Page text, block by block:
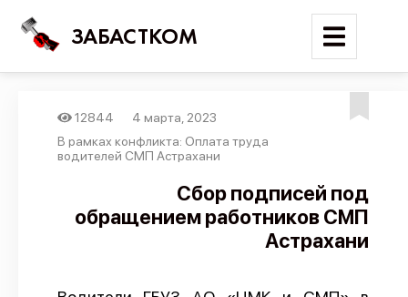
ЗАБАСТКОМ
Войти
Поиск
Новости
12844
4 марта, 2023
В рамках конфликта: Оплата труда
водителей СМП Астрахани
Сбор подписей под
обращением работников СМП
Астрахани